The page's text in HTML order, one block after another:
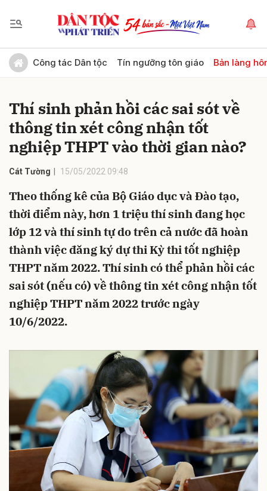
Công tác Dân tộc Tín ngưỡng tôn giáo Bản làng
Thí sinh phản hồi các sai sót về
thông tin xét công nhận tốt
nghiệp THPT vào thời gian nào?
Cát Tường 15/05/2022 09:48
Theo thống kê của Bộ Giáo dục và Đào tạo,
thời điểm này, hơn 1 triệu thí sinh đang học
lớp 12 và thí sinh tự do trên cả nước đã hoàn
thành việc đăng ký dự thi Kỳ thi tốt nghiệp
THPT năm 2022. Thí sinh có thể phản hồi các
sai sót (nếu có) về thông tin xét công nhận tốt
nghiệp THPT năm 2022 trước ngày
10/6/2022.
Gửi bình luận